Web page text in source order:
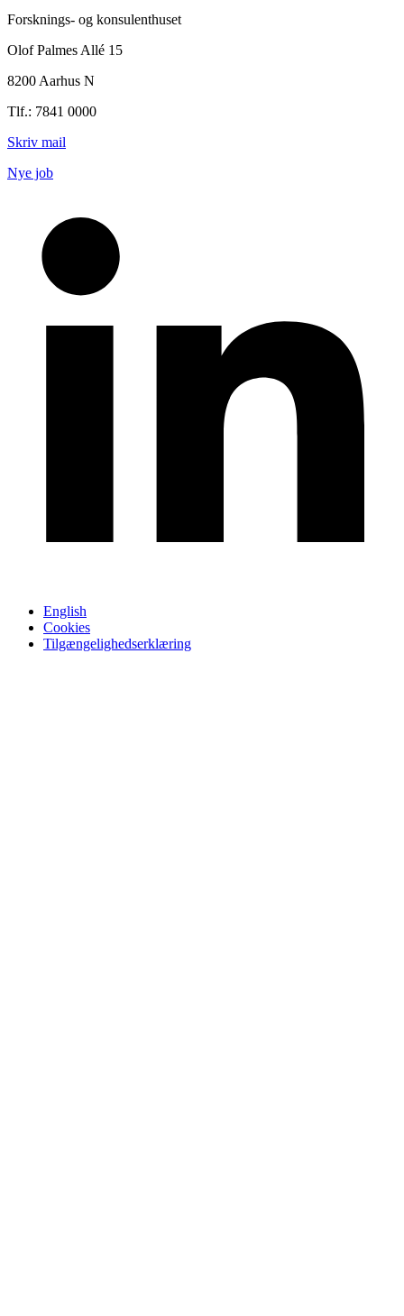
Forsknings- og konsulenthuset
Olof Palmes Allé 15
8200 Aarhus N
Tlf.: 7841 0000
Skriv mail
Nye job
English
Cookies
Tilgængelighedserklæring